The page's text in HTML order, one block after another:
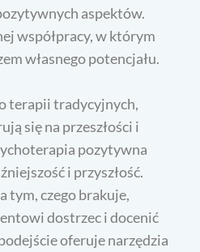
aspektów.
współpracy, w którym
własnego potencjału.
terapii tradycyjnych,
się na przeszłości i
pozytywna
i przyszłość.
tym, czego brakuje,
dostrzec i docenić
oferuje narzędzia